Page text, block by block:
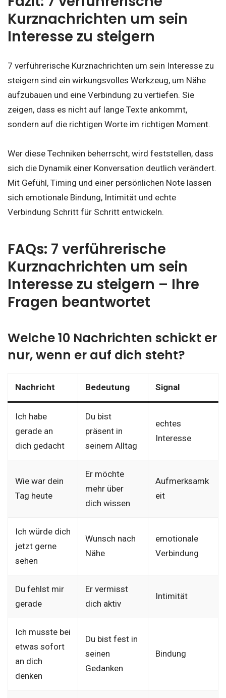
Kurznachrichten um sein
Interesse zu steigern
7 verführerische Kurznachrichten um sein Interesse zu
steigern sind ein wirkungsvolles Werkzeug, um Nähe
aufzubauen und eine Verbindung zu vertiefen. Sie
zeigen, dass es nicht auf lange Texte ankommt,
sondern auf die richtigen Worte im richtigen Moment.
Wer diese Techniken beherrscht, wird feststellen, dass
sich die Dynamik einer Konversation deutlich verändert.
Mit Gefühl, Timing und einer persönlichen Note lassen
sich emotionale Bindung, Intimität und echte
Verbindung Schritt für Schritt entwickeln.
FAQs: 7 verführerische
Kurznachrichten um sein
Interesse zu steigern – Ihre
Fragen beantwortet
Welche 10 Nachrichten schickt er
nur, wenn er auf dich steht?
Nachricht Bedeutung Signal
Ich habe
gerade an
dich gedacht
Du bist
präsent in
seinem Alltag
echtes
Interesse
Wie war dein
Tag heute
Er möchte
mehr über
dich wissen
Aufmerksamk
eit
Ich würde dich
jetzt gerne
sehen
Wunsch nach
Nähe
emotionale
Verbindung
Du fehlst mir
gerade
Er vermisst
dich aktiv
Intimität
Ich musste bei
etwas sofort
an dich
denken
Du bist fest in
seinen
Gedanken
Bindung